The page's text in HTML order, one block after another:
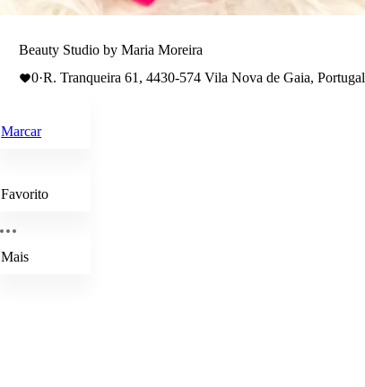
Beauty Studio by Maria Moreira
0·R. Tranqueira 61, 4430-574 Vila Nova de Gaia, Portugal
Marcar
Favorito
Mais